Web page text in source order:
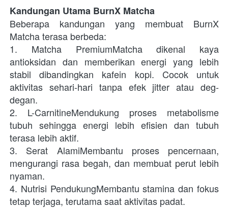
Kandungan Utama BurnX Matcha
Beberapa kandungan yang membuat BurnX
Matcha terasa berbeda:
1. Matcha PremiumMatcha dikenal kaya
antioksidan dan memberikan energi yang lebih
stabil dibandingkan kafein kopi. Cocok untuk
aktivitas sehari-hari tanpa efek jitter atau deg-
degan.
2. L-CarnitineMendukung proses metabolisme
tubuh sehingga energi lebih efisien dan tubuh
terasa lebih aktif.
3. Serat AlamiMembantu proses pencernaan,
mengurangi rasa begah, dan membuat perut lebih
nyaman.
4. Nutrisi PendukungMembantu stamina dan fokus
tetap terjaga, terutama saat aktivitas padat.